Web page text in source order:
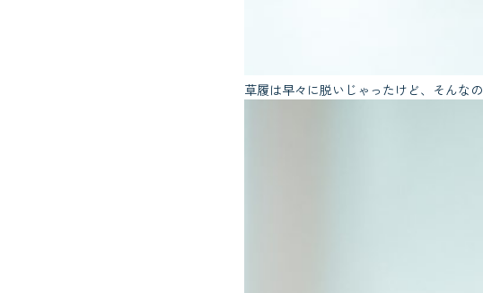
草履は早々に脱いじゃったけど、そんな